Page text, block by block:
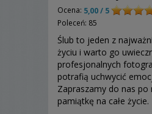
Ocena: 5,00 / 5
Poleceń: 85
Ślub to jeden z
życiu i warto go
profesjonalnych
potrafią uchwycić
Zapraszamy do nas po
pamiątkę na całe życie.